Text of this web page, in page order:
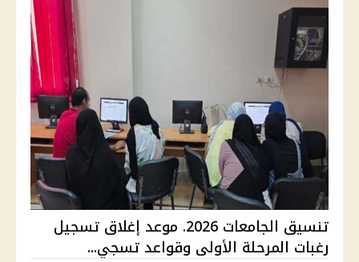
تنسيق الجامعات 2026. موعد إغلاق تسجيل
رغبات المرحلة الأولى وقواعد تسجي...